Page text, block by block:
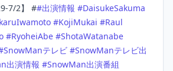
7/2】 ##出演情報 #DaisukeSakuma
#KojiMukai #Raul
#RyoheiAbe #ShotaWatanabe
SnowManテレビ #SnowManテレビ出
出演情報 #SnowMan出演番組